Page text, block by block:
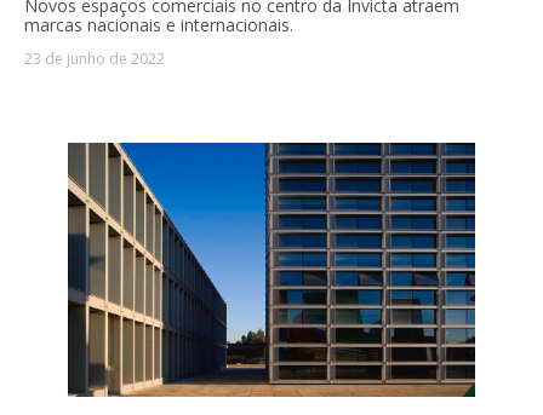
Novos espaços comerciais no centro da Invicta atraem
marcas nacionais e internacionais.
23 de junho de 2022